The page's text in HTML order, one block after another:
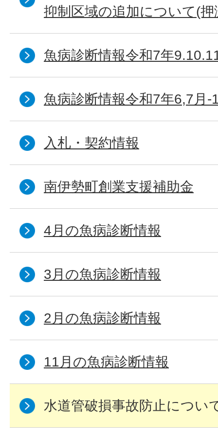
抑制区域の追加について(押
魚病診断情報令和7年
魚病診断情報令和7年6,7月
入札・契約情報
南伊勢町創業支援補助金
4月の魚病診断情報
3月の魚病診断情報
2月の魚病診断情報
11月の魚病診断情報
水道管破損事故防止につい